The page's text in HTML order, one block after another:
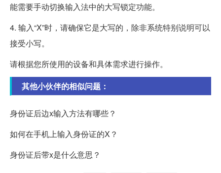
能需要手动切换输入法中的大写锁定功能。
4. 输入“X”时，请确保它是大写的，除非系统特别说明可以
接受小写。
请根据您所使用的设备和具体需求进行操作。
其他小伙伴的相似问题：
身份证后边x输入方法有哪些？
如何在手机上输入身份证的X？
身份证后带x是什么意思？